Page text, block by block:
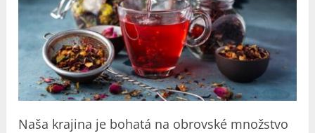
Naša krajina je bohatá na obrovské množstvo